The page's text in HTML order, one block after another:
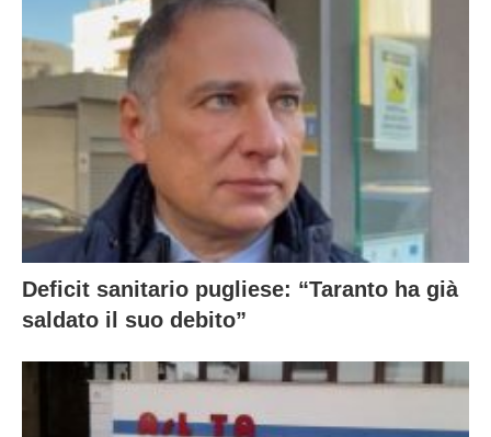
Deficit sanitario pugliese: “Taranto ha già
saldato il suo debito”